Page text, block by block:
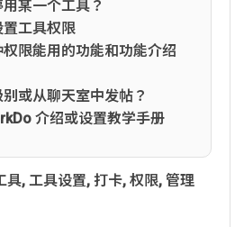
某一个工具？
工具权限
限能用的功能和功能介绍
或从聊天室中发帖？
介绍或设置教学手册
具, 工具设置, 打卡, 权限, 管理